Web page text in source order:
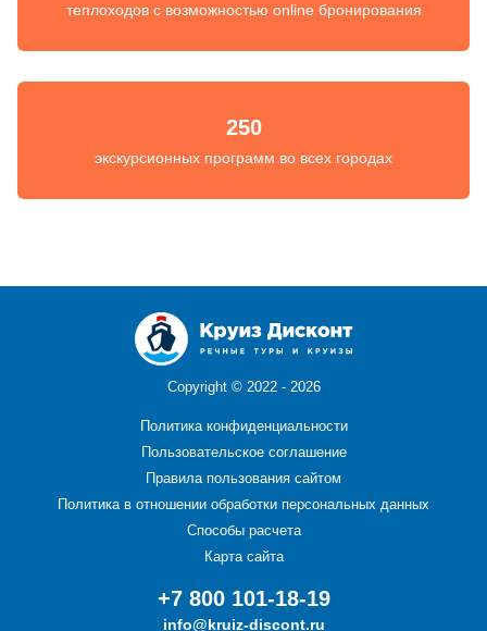
теплоходов с возможностью online бронирования
250
экскурсионных программ во всех городах
Copyright © 2022 - 2026
Политика конфиденциальности
Пользовательское соглашение
Правила пользования сайтом
Политика в отношении обработки персональных данных
Способы расчета
Карта сайта
+7 800 101-18-19
info@kruiz-discont.ru